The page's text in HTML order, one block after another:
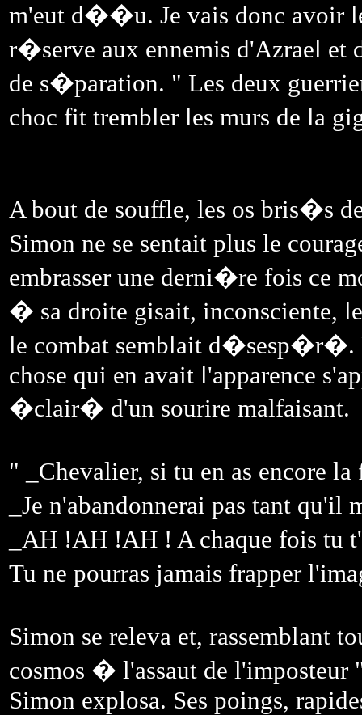
m'eut d��u. Je vais donc avoir
r�serve aux ennemis d'Azrael
de s�paration. " Les deux
choc fit trembler les murs de la
A bout de souffle, les os bris�s
Simon ne se sentait plus le
embrasser une derni�re fois ce
� sa droite gisait, inconsciente,
le combat semblait d�sesp�r�.
chose qui en avait l'apparence
�clair� d'un sourire malfaisant.
" _Chevalier, si tu en as encore
_Je n'abandonnerai pas tant
_AH !AH !AH ! A chaque fois tu
Tu ne pourras jamais frapper
Simon se releva et, rassemblant
cosmos � l'assaut de
Simon explosa. Ses poings,